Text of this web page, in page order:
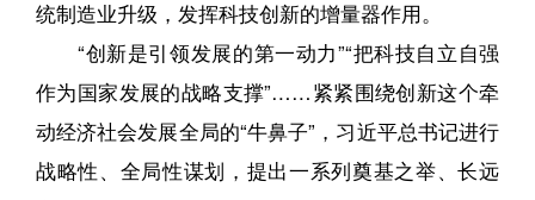
统制造业升级，发挥科技创新的增量器作用。
“创新是引领发展的第一动力”“把科技自立自强
作为国家发展的战略支撑”……紧紧围绕创新这个牵
动经济社会发展全局的“牛鼻子”，习近平总书记进行
战略性、全局性谋划，提出一系列奠基之举、长远